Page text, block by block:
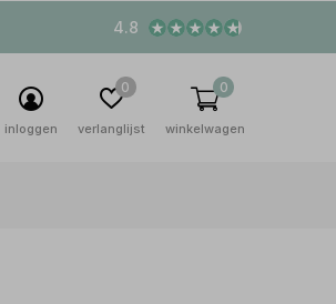
inloggen verlanglijst
0
winkelwagen
0
4.8